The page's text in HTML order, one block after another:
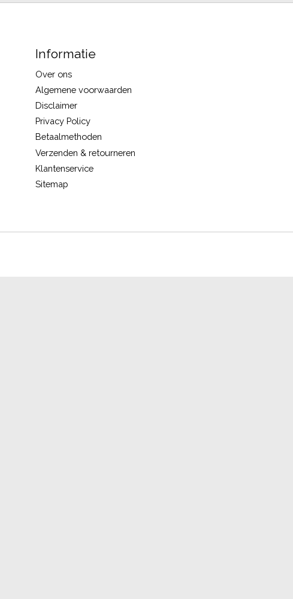
Informatie
Over ons
Algemene voorwaarden
Disclaimer
Privacy Policy
Betaalmethoden
Verzenden & retourneren
Klantenservice
Sitemap